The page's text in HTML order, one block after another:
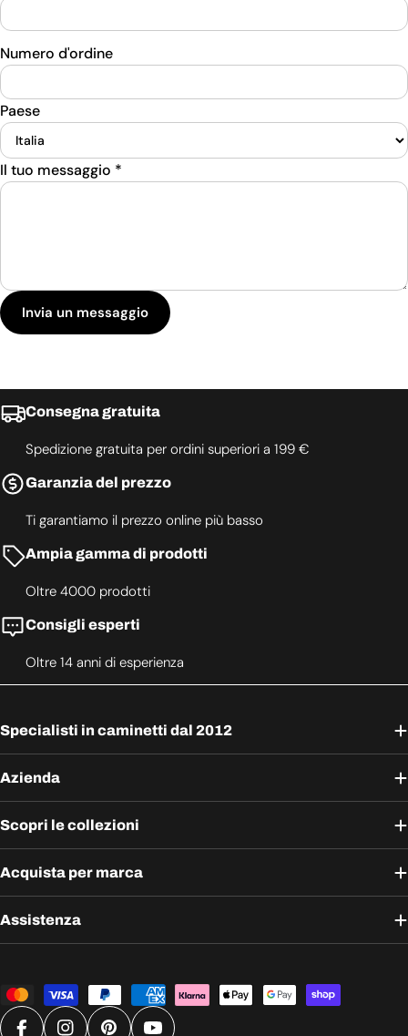
Numero d'ordine
Paese
Il tuo messaggio *
Invia un messaggio
Consegna gratuita
Spedizione gratuita per ordini superiori a 199 €
Garanzia del prezzo
Ti garantiamo il prezzo online più basso
Ampia gamma di prodotti
Oltre 4000 prodotti
Consigli esperti
Oltre 14 anni di esperienza
Specialisti in caminetti dal 2012
Azienda
Scopri le collezioni
Acquista per marca
Assistenza
Metodi
di